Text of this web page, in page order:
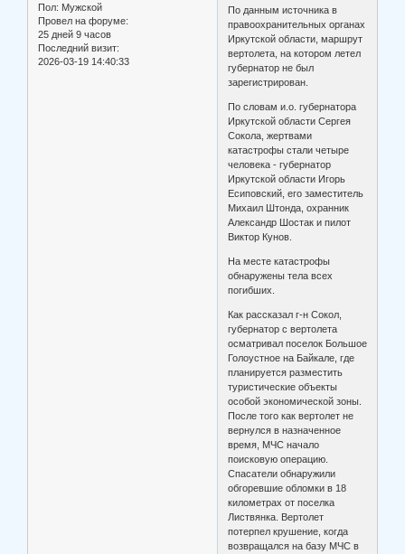
Пол: Мужской
Провел на форуме:
25 дней 9 часов
Последний визит:
2026-03-19 14:40:33
По данным источника в
правоохранительных органах
Иркутской области, маршрут
вертолета, на котором летел
губернатор не был
зарегистрирован.
По словам и.о. губернатора
Иркутской области Сергея
Сокола, жертвами
катастрофы стали четыре
человека - губернатор
Иркутской области Игорь
Есиповский, его заместитель
Михаил Штонда, охранник
Александр Шостак и пилот
Виктор Кунов.
На месте катастрофы
обнаружены тела всех
погибших.
Как рассказал г-н Сокол,
губернатор c вертолета
осматривал поселок Большое
Голоустное на Байкале, где
планируется разместить
туристические объекты
особой экономической зоны.
После того как вертолет не
вернулся в назначенное
время, МЧС начало
поисковую операцию.
Спасатели обнаружили
обгоревшие обломки в 18
километрах от поселка
Листвянка. Вертолет
потерпел крушение, когда
возвращался на базу МЧС в